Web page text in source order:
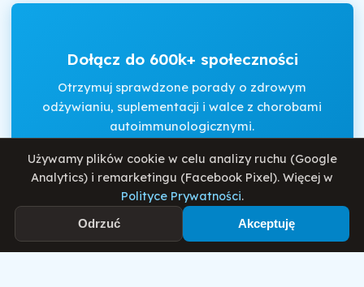
Dołącz do 600k+ społeczności
Otrzymuj sprawdzone porady o zdrowym
odżywianiu, suplementacji i walce z chorobami
autoimmunologicznymi.
AkceptujęRegulaminiPolitykę Prywatności
Używamy plików cookie w celu analizy ruchu (Google
Analytics) i remarketingu (Facebook Pixel). Więcej w
Polityce Prywatności.
Odrzuć Akceptuję